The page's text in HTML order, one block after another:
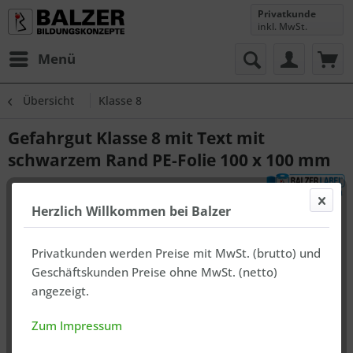
Menü
Privatkunde
inkl. MwSt.
Übersicht Klasse 8
Gefahrgut Klasse 8 mit Text mit
schwarzem Rand PE-Folie 100 x 100 mm
Herzlich Willkommen bei Balzer
Privatkunden werden Preise mit MwSt. (brutto) und
Geschäftskunden Preise ohne MwSt. (netto)
angezeigt.
Zum Impressum